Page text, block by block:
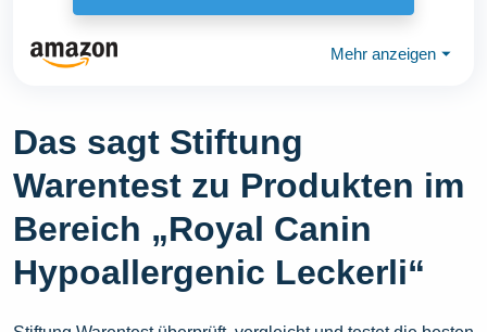
Mehr anzeigen ⏷
Das sagt Stiftung
Warentest zu Produkten im
Bereich „Royal Canin
Hypoallergenic Leckerli“